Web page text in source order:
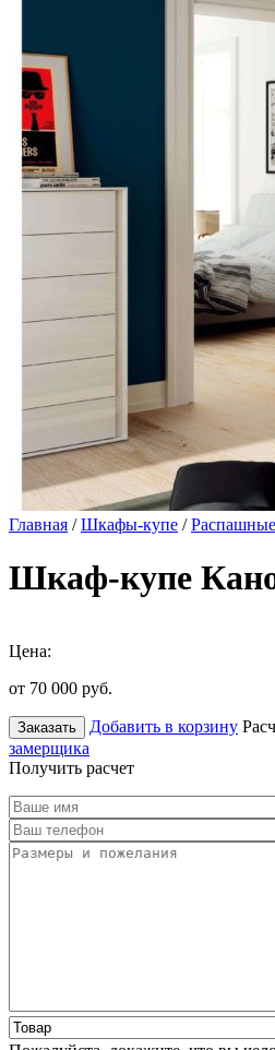
Главная /Шкафы-купе /
Шкаф-купе
Цена:
от 70 000 руб.
Заказать Добавить в корзину
замерщика
Получить расчет